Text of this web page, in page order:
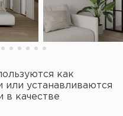
как
устанавливаются
в качестве